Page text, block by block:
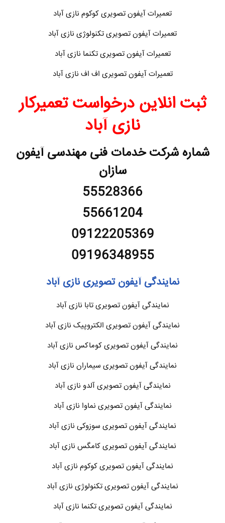
تعمیرات آیفون تصویری کوکوم نازی آباد
تعمیرات آیفون تصویری تکنولوژی نازی آباد
تعمیرات آیفون تصویری تکنما نازی آباد
تعمیرات آیفون تصویری اف اف نازی آباد
ثبت انلاین درخواست تعمیرکار
نازی آباد
شماره شرکت خدمات فنی مهندسی آیفون
سازان
55528366
55661204
09122205369
09196348955
نمایندگی آیفون تصویری نازی آباد
نمایندگی آیفون تصویری تابا نازی آباد
نمایندگی آیفون تصویری الکتروپیک نازی آباد
نمایندگی آیفون تصویری کوماکس نازی آباد
نمایندگی آیفون تصویری سیماران نازی آباد
نمایندگی آیفون تصویری آلدو نازی آباد
نمایندگی آیفون تصویری نماوا نازی آباد
نمایندگی آیفون تصویری سوزوکی نازی آباد
نمایندگی آیفون تصویری کامگس نازی آباد
نمایندگی آیفون تصویری کوکوم نازی آباد
نمایندگی آیفون تصویری تکنولوژی نازی آباد
نمایندگی آیفون تصویری تکنما نازی آباد